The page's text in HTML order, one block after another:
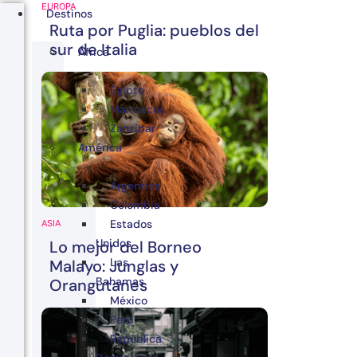
EUROPA
Ruta por Puglia: pueblos del
sur de Italia
ASIA
Lo mejor del Borneo
Malayo: Junglas y
Orangutanes
Destinos
África
Egipto
Marruecos
Zanzibar
América
Argentina
Colombia
Estados
Unidos
Las
Bahamas
México
Perú
República